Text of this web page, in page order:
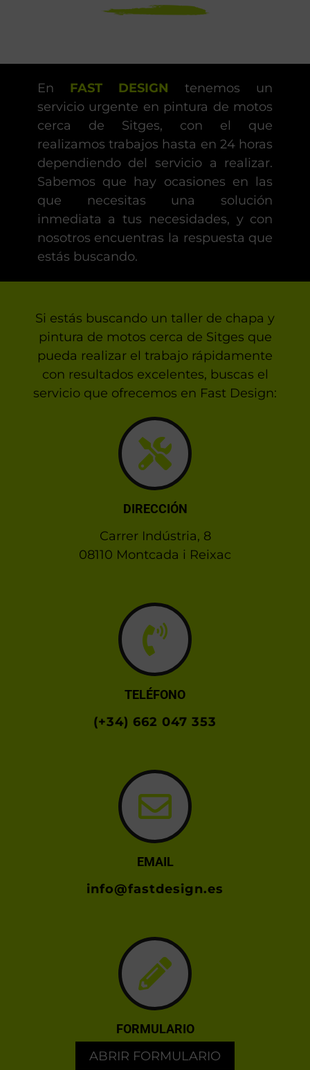
En FAST DESIGN tenemos un
servicio urgente en pintura de motos
cerca de Sitges, con el que
realizamos trabajos hasta en 24 horas
dependiendo del servicio a realizar.
Sabemos que hay ocasiones en las
que necesitas una solución
inmediata a tus necesidades, y con
nosotros encuentras la respuesta que
estás buscando.
Si estás buscando un taller de chapa y
pintura de motos cerca de Sitges que
pueda realizar el trabajo rápidamente
con resultados excelentes, buscas el
servicio que ofrecemos en Fast Design:
DIRECCIÓN
Carrer Indústria, 8
08110 Montcada i Reixac
TELÉFONO
(+34) 662 047 353
EMAIL
info@fastdesign.es
FORMULARIO
ABRIR FORMULARIO